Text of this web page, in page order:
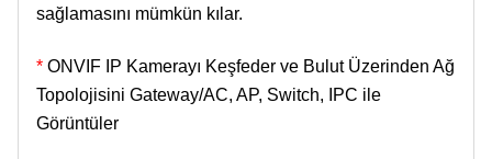
sağlamasını mümkün kılar.
* ONVIF IP Kamerayı Keşfeder ve Bulut Üzerinden Ağ
Topolojisini Gateway/AC, AP, Switch, IPC ile
Görüntüler